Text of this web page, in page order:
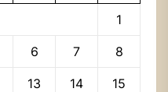
1
6 7 8
13 14 15